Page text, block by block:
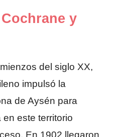
y
del siglo XX,
impulsó la
de Aysén para
este territorio